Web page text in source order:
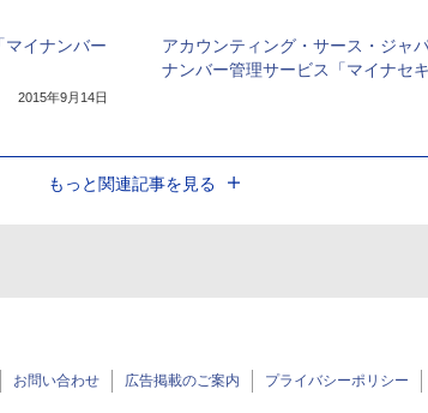
マイナンバー
2015年9月14日
アカウンティング・サース・ジャ
ナンバー管理サービス「マイナセ
もっと関連記事を見る
お問い合わせ 広告掲載のご案内 プライバシーポリシー